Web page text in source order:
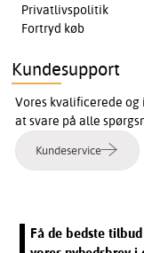
Privatlivspolitik
Fortryd køb
Kundesupport
Vores kvalificerede
at svare på alle
Kundeservice
Få de bedste